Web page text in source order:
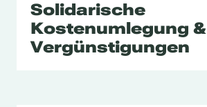
Solidarische
Kostenumlegung &
Vergünstigungen